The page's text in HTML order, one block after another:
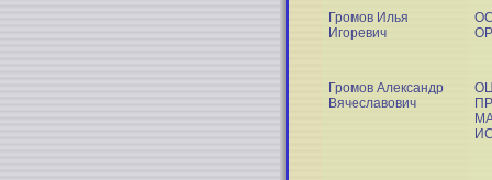
Громов Илья
Игоревич
Громов Александр
Вячеславович